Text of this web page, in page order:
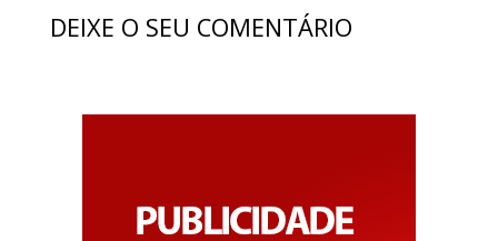
DEIXE O SEU COMENTÁRIO